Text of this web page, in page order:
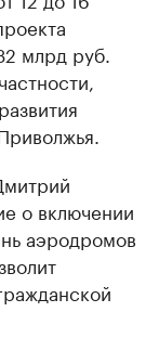
млрд руб.
о включении
аэродромов